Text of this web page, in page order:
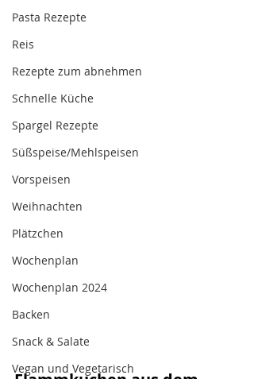
Pasta Rezepte
Reis
Rezepte zum abnehmen
Schnelle Küche
Spargel Rezepte
Süßspeise/Mehlspeisen
Vorspeisen
Weihnachten
Plätzchen
Wochenplan
Wochenplan 2024
Backen
Snack & Salate
Vegan und Vegetarisch